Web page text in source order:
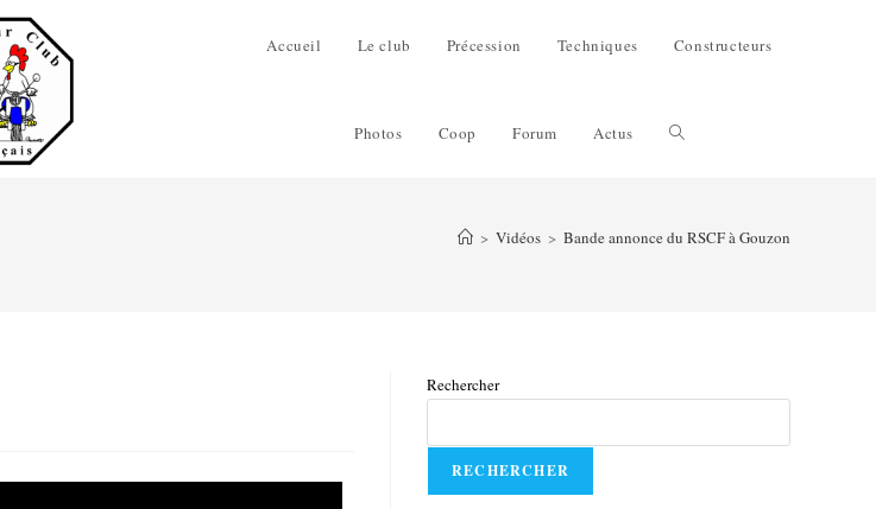
Accueil Le club Précession Techniques Constructeurs
Photos Coop Forum Actus
> Vidéos > Bande annonce du RSCF à Gouzon
Rechercher
RECHERCHER